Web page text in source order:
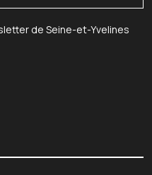
de Seine-et-Yvelines